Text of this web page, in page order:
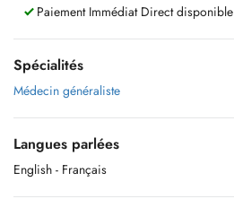
Paiement Immédiat Direct disponible
Spécialités
Médecin généraliste
Langues parlées
English - Français